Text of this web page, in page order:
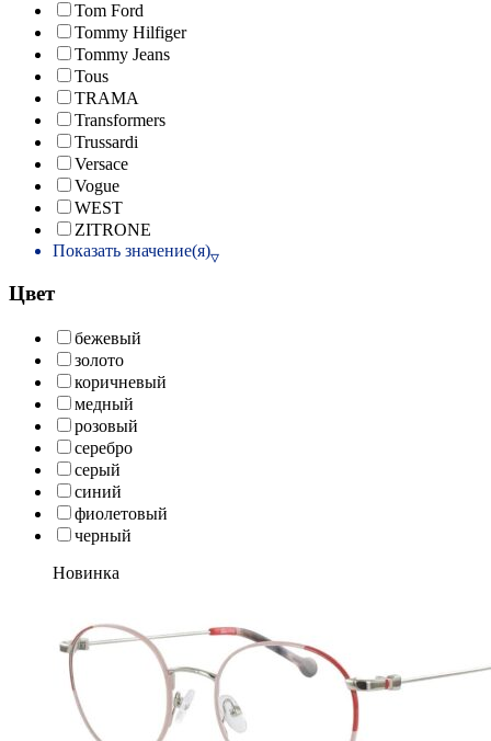
Tom Ford
Tommy Hilfiger
Tommy Jeans
Tous
TRAMA
Transformers
Trussardi
Versace
Vogue
WEST
ZITRONE
Показать значение(я)
Цвет
бежевый
золото
коричневый
медный
розовый
серебро
серый
синий
фиолетовый
черный
Новинка